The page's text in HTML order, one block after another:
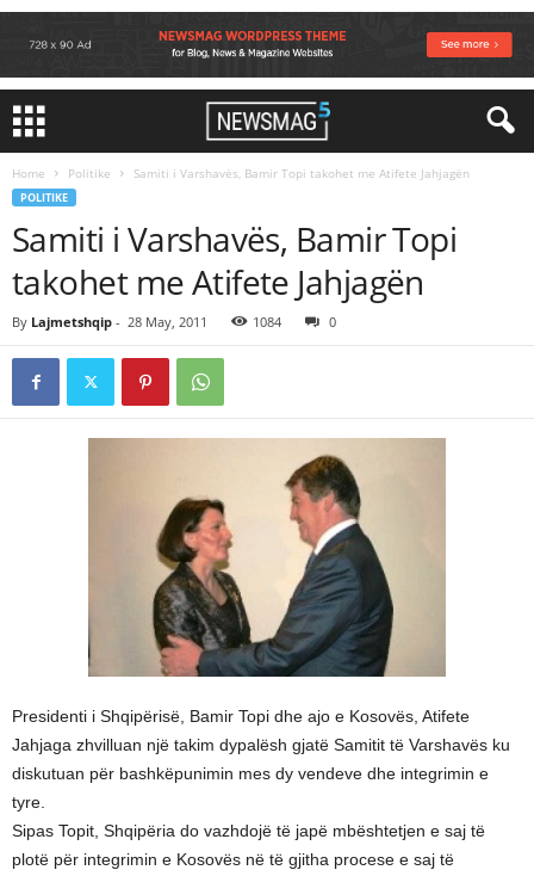
Home Politike Samiti i Varshavës, Bamir Topi takohet me Atifete Jahjagën
POLITIKE
Samiti i Varshavës, Bamir Topi
takohet me Atifete Jahjagën
By Lajmetshqip - 28 May, 2011 1084 0
Presidenti i Shqipërisë, Bamir Topi dhe ajo e Kosovës, Atifete
Jahjaga zhvilluan një takim dypalësh gjatë Samitit të Varshavës ku
diskutuan për bashkëpunimin mes dy vendeve dhe integrimin e
tyre.
Sipas Topit, Shqipëria do vazhdojë të japë mbështetjen e saj të
plotë për integrimin e Kosovës në të gjitha procese e saj të